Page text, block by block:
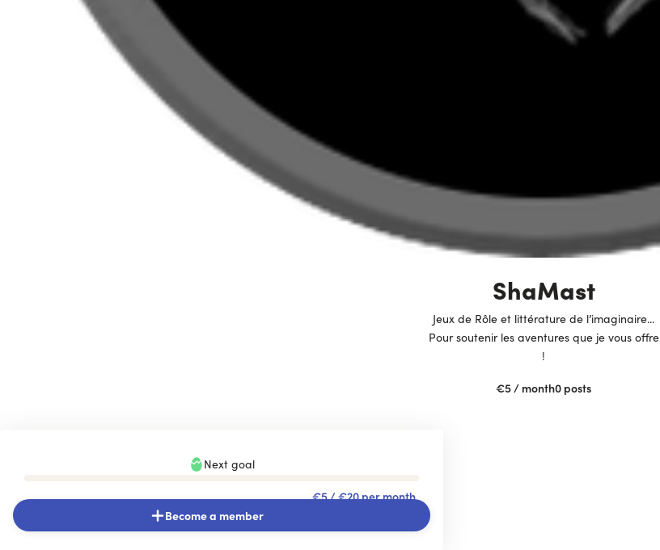
ShaMast
Jeux de Rôle et littérature de l’imaginaire...
Pour soutenir les aventures que je vous offre
!
€5/ month0 posts
Next goal
€5/ €20 per month
Become a member